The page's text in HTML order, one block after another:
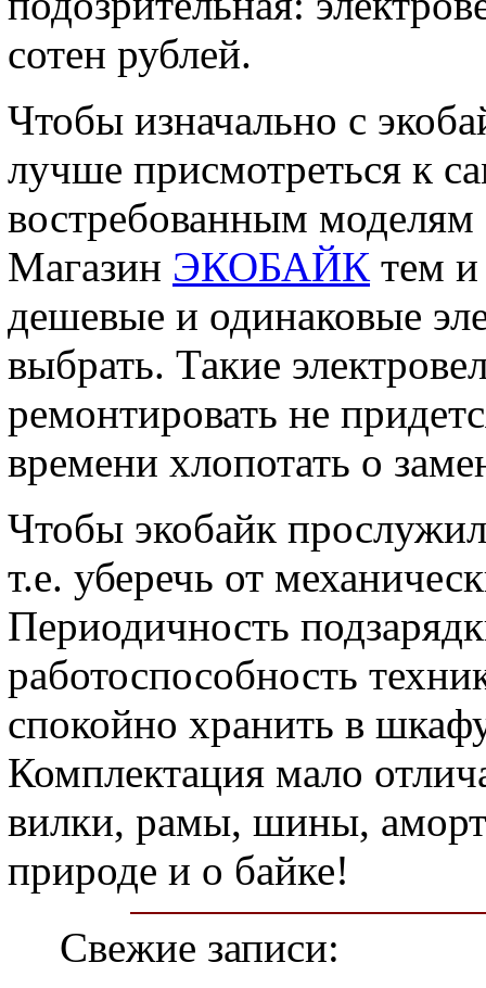
сотен рублей.
Чтобы изначально с
лучше присмотреться к
востребованным
Магазин ЭКОБАЙК тем
дешевые и одинаковые
выбрать. Такие
ремонтировать не
времени хлопотать о
Чтобы экобайк
т.е. уберечь от
Периодичность
работоспособность
спокойно хранить в
Комплектация мало
вилки, рамы, шины,
природе и о байке!
Свежие записи: